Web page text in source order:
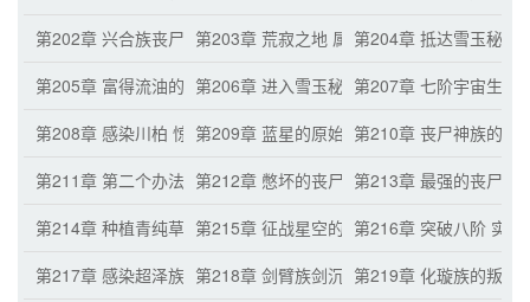
第202章 兴合族丧尸 运输舰离开第203章 荒寂之地 属于夏泽的这片星空
第204章 抵达雪玉秘境
第205章 富得流油的高级文明种族第206章 进入雪玉秘境 化璇族川柏
第207章 七阶宇宙生灵
第208章 感染川柏 惊人效率：三十分钟一点八阶能量点
第209章 蓝星的原始神族第210章 丧尸神族的科
第211章 第二个办法 抄答案做题目第212章 憋坏的丧尸神族 出发征战星球
第213章 最强的丧尸神
第214章 种植青纯草 星核的重要性第215章 征战星空的规划 自身实力的重要
第216章 突破八阶 实力
第217章 感染超泽族 两条命令第218章 剑臂族剑沉 丧尸同化的提升跨族感染
第219章 化璇族的叛徒